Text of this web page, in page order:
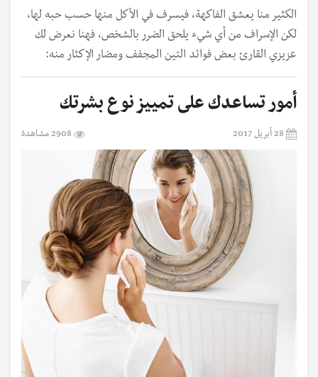
الكثير منا يعشق الفاكهة، فيسرف في الأكل منها حسب حبه لها،
لكن الإسراف من أي شيء يلحق الضرر بالشخص، فهنا نعرض لك
عزيزي القارئ بعض فوائد التين المجفف ومضار الإكثار منه:
أمور تساعدك على تمييز نوع بشرتك
28 أبريل 2017 2908 مشاهدة